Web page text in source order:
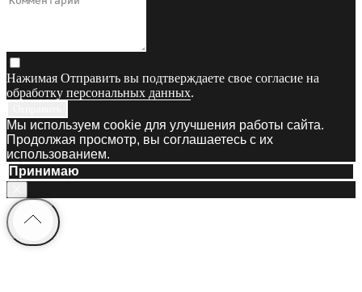
Нажимая Отправить вы подтверждаете свое согласие на
обработку персональных данных.
Мы используем cookie для улучшения работы сайта.
Продолжая просмотр, вы соглашаетесь с их
использованием.
Принимаю